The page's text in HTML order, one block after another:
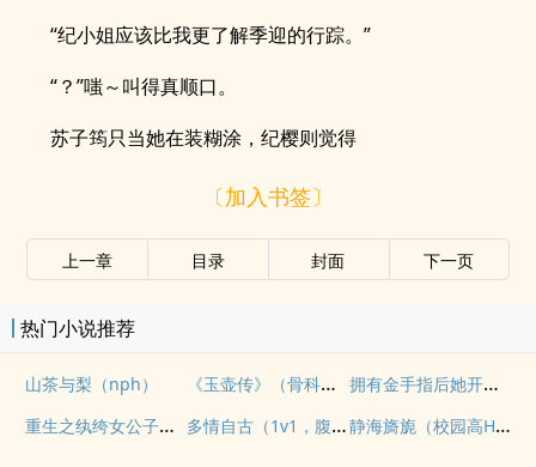
“纪小姐应该比我更了解季迎的行踪。”
“？”嗤～叫得真顺口。
苏子筠只当她在装糊涂，纪樱则觉得
〔加入书签〕
上一章 目录 封面 下一页
热门小说推荐
山茶与梨（nph） 《玉壶传》（骨科）（兄妹）（np）
拥有金手指后她开始为所欲为（nph）
重生之纨绔女公子（NPH）
多情自古（1v1，腹黑内侍&amp;amp;咸鱼皇后） 静海旖旎（校园高H）